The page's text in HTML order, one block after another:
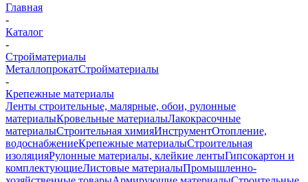
Главная
-
Каталог
-
Стройматериалы
МеталлопрокатСтройматериалы
-
Крепежные материалы
Ленты строительные, малярные, обои, рулонные
материалыКровельные материалыЛакокрасочные
материалыСтроительная химияИнструментОтопление,
водоснабжениеКрепежные материалыСтроительная
изоляцияРулонные материалы, клейкие лентыГипсокартон и
комплектующиеЛистовые материалыПромышленно-